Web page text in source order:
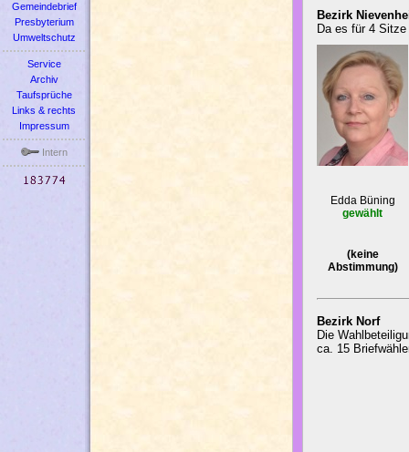
Gemeindebrief
Presbyterium
Umweltschutz
Service
Archiv
Taufsprüche
Links & rechts
Impressum
Intern
Bezirk
Da es für 4
Edda Büning
gewählt
(keine
Abstimmung)
Bezirk Norf
Die
ca. 15